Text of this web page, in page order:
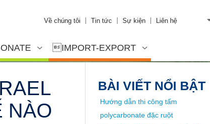
Về chúng tôi Tin tức Sự kiện Liên hệ
IMPORT-EXPORT
NÀO
BÀI VIẾT NỔI BẬT
Hướng dẫn thi công tấm
polycarbonate đặc ruột